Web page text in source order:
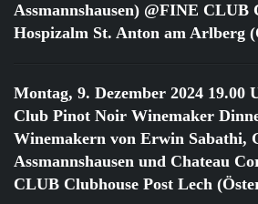
Assmannshausen) @FINE CLUB
Hospizalm St. Anton am Arlberg
Montag, 9. Dezember 2024 19.00
Club Pinot Noir Winemaker
Winemakern von Erwin Sabathi,
Assmannshausen und Chateau
CLUB Clubhouse Post Lech